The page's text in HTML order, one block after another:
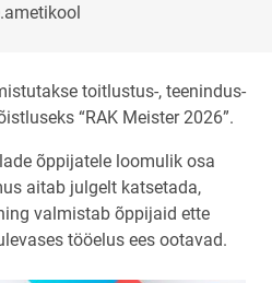
toitlustus-, teenindus-
“RAK Meister 2026”.
õppijatele loomulik osa
aitab julgelt katsetada,
valmistab õppijaid ette
tööelus ees ootavad.